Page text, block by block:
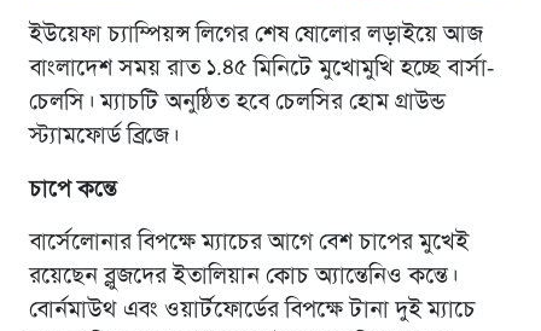
ইউয়েফা চ্যাম্পিয়ন্স লিগের শেষ ষোলোর লড়াইয়ে আজ
বাংলাদেশ সময় রাত ১.৪৫ মিনিটে মুখোমুখি হচ্ছে বার্সা-
চেলসি। ম্যাচটি অনুষ্ঠিত হবে চেলসির হোম গ্রাউন্ড
স্ট্যামফোর্ড ব্রিজে।
চাপে কন্তে
বার্সেলোনার বিপক্ষে ম্যাচের আগে বেশ চাপের মুখেই
রয়েছেন ব্লুজদের ইতালিয়ান কোচ অ্যান্তেনিও কন্তে।
বোর্নমাউথ এবং ওয়ার্টফোর্ডের বিপক্ষে টানা দুই ম্যাচে